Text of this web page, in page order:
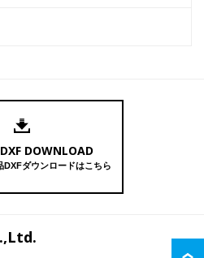
DOWNLOAD
DXFダウンロードはこちら